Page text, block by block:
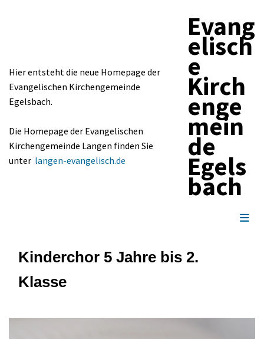
Hier entsteht die neue Homepage der
Evangelischen Kirchengemeinde
Egelsbach.
Die Homepage der Evangelischen
Kirchengemeinde Langen finden Sie
unter langen-evangelisch.de
Evang
elisch
e
Kirch
enge
mein
de
Egels
bach
Kinderchor 5 Jahre bis 2.
Klasse